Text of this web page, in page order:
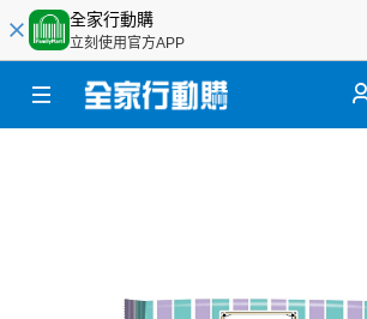
全家行動購
立刻使用官方APP